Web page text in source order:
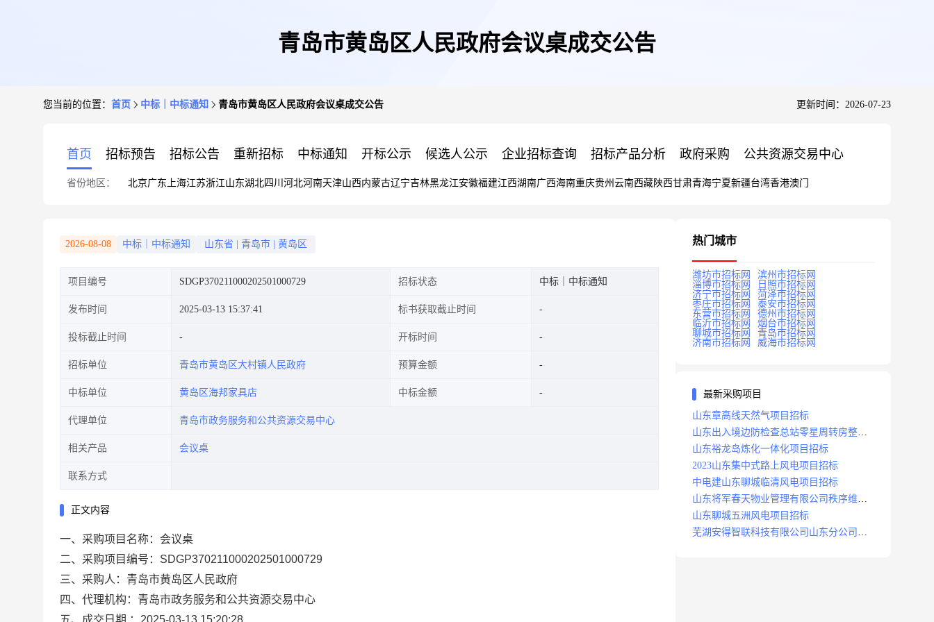
青岛市黄岛区人民政府会议桌成交公告
您当前的位置： 首页 中标｜中标通知 青岛市黄岛区人民政府会议桌成交公告 更新时间：2026-07-23
首页 招标预告 招标公告 重新招标 中标通知 开标公示 候选人公示 企业招标查询 招标产品分析 政府采购 公共资源交易中心
省份地区： 北京广东 上海江苏浙江山东湖北四川 河北河南天津山西内蒙古辽宁吉林黑龙江安徽福建江西湖南广西海南重庆贵州 云南西藏陕西甘肃青海宁夏新疆台湾香港澳门
2026-08-08 中标｜中标通知 山东省 青岛市 黄岛区
项目编号 SDGP370211000202501000729 招标状态 中标｜中标通知
发布时间 2025-03-13 15:37:41 标书获取截止时间
投标截止时间 开标时间
招标单位 青岛市黄岛区大村镇人民政府 预算金额
中标单位 黄岛区海邦家具店 中标金额
代理单位 青岛市政务服务和公共资源交易中心
相关产品 会议桌
联系方式
正文内容
一、采购项目名称：会议桌
二、采购项目编号：SDGP370211000202501000729
三、采购人：青岛市黄岛区人民政府
四、代理机构：青岛市政务服务和公共资源交易中心
五、成交日期 ：2025-03-13 15:20:28
热门城市
潍坊市招标网
滨州市招标网
淄博市招标网
日照市招标网
济宁市招标网
菏泽市招标网
枣庄市招标网
泰安市招标网
东营市招标网
德州市招标网
临沂市招标网
烟台市招标网
聊城市招标网
青岛市招标网
济南市招标网
威海市招标网
最新采购项目
山东章高线天然气项目招标
山东出入境边防检查总站零星周转房整修
项目招标中标
山东裕龙岛炼化一体化项目招标
2023山东集中式路上风电项目招标
中电建山东聊城临清风电项目招标
山东将军春天物业管理有限公司秩序维护
服务项目招标公告
山东聊城五洲风电项目招标
芜湖安得智联科技有限公司山东分公司济